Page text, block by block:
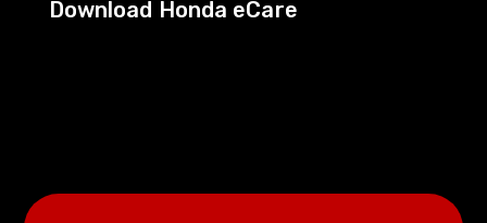
Download Honda eCare